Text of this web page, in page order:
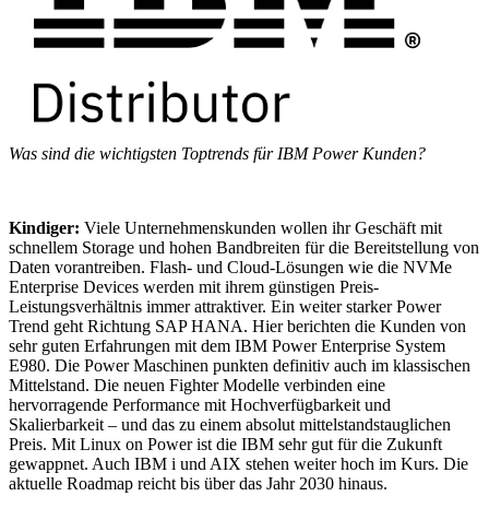
Was sind die wichtigsten Toptrends für IBM Power Kunden?
Kindiger: Viele Unternehmenskunden wollen ihr Geschäft mit
schnellem Storage und hohen Bandbreiten für die Bereitstellung von
Daten vorantreiben. Flash- und Cloud-Lösungen wie die NVMe
Enterprise Devices werden mit ihrem günstigen Preis-
Leistungsverhältnis immer attraktiver. Ein weiter starker Power
Trend geht Richtung SAP HANA. Hier berichten die Kunden von
sehr guten Erfahrungen mit dem IBM Power Enterprise System
E980. Die Power Maschinen punkten definitiv auch im klassischen
Mittelstand. Die neuen Fighter Modelle verbinden eine
hervorragende Performance mit Hochverfügbarkeit und
Skalierbarkeit – und das zu einem absolut mittelstandstauglichen
Preis. Mit Linux on Power ist die IBM sehr gut für die Zukunft
gewappnet. Auch IBM i und AIX stehen weiter hoch im Kurs. Die
aktuelle Roadmap reicht bis über das Jahr 2030 hinaus.